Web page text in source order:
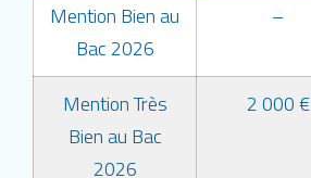
Mention Bien au
Bac 2026
–
Mention Très
Bien au Bac
2026
2 000 €